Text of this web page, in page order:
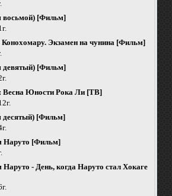
восьмой) [Фильм]
Конохомару. Экзамен на чунина [Фильм]
девятый) [Фильм]
Юности Рока Ли [ТВ]
десятый) [Фильм]
Наруто [Фильм]
- День, когда Наруто стал Хокаге